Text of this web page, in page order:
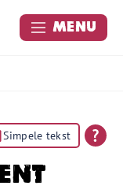
Menu
Simpele tekst